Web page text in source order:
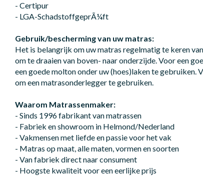
- Certipur
- LGA-SchadstoffgeprÃ¼ft
Gebruik/bescherming van uw matras:
Het is belangrijk om uw matras regelmatig te keren
om te draaien van boven- naar onderzijde. Voor een
een goede molton onder uw (hoes)laken te gebruiken.
om een matrasonderlegger te gebruiken.
Waarom Matrassenmaker:
- Sinds 1996 fabrikant van matrassen
- Fabriek en showroom in Helmond/Nederland
- Vakmensen met liefde en passie voor het vak
- Matras op maat, alle maten, vormen en soorten
- Van fabriek direct naar consument
- Hoogste kwaliteit voor een eerlijke prijs